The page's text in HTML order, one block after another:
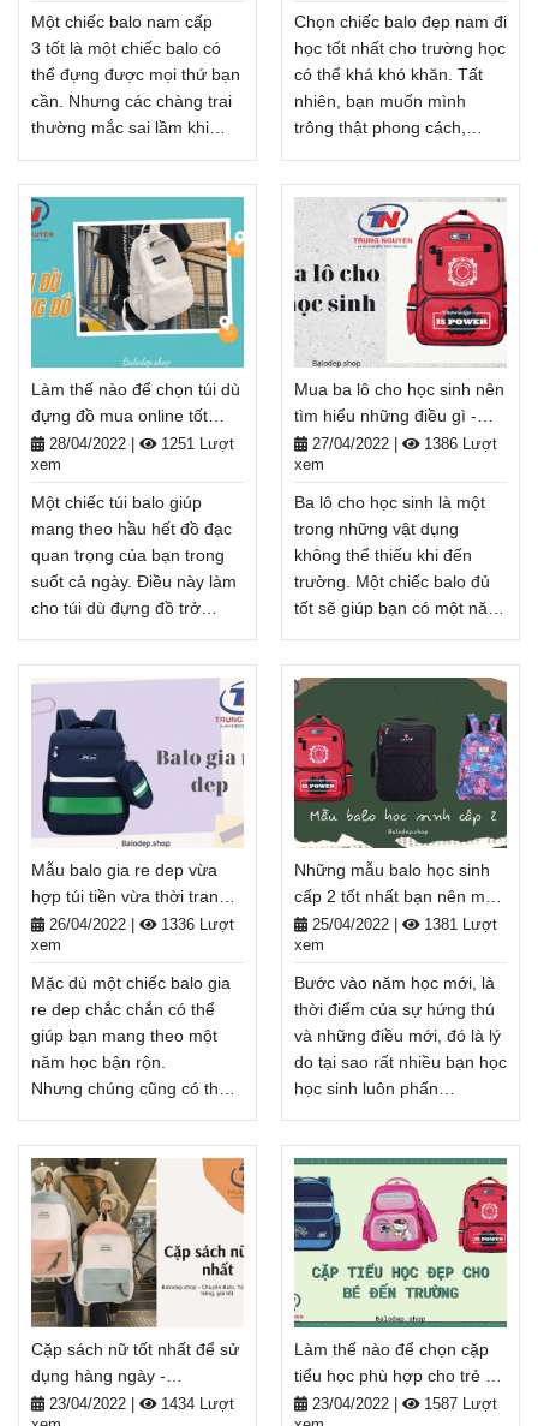
Một chiếc balo nam cấp
3 tốt là một chiếc balo có
thể đựng được mọi thứ bạn
cần. Nhưng các chàng trai
thường mắc sai lầm khi
xem xét nó có làm nổi bật
phong cách của họ hay
không. Nếu bạn đang tìm
kiếm một chiếc balo thời
trang nhưng tiện dụng,
đừng lo lắng. Hãy xem tiếp
bài viết để tham khảo một
số balo tốt nhất giúp bạn
tỏa sáng qua bất kỳ ánh
nhìn nào.
Balodep.shop|Chuyên Balo-
Túi xách–Vali đẹp.
FreeShip toàn quốc, Miễn
phí đổi trả hàng, thanh toán
tiền khi nhận hàng.
Xem thêm
Chọn chiếc balo đẹp nam đi
học tốt nhất cho trường học
có thể khá khó khăn. Tất
nhiên, bạn muốn mình
trông thật phong cách,
dụng chiếc túi trong ít nhất
một năm và có thể lâu hơn
nữa, tùy thuộc vào mức độ
bạn sử dụng nó. Để giúp
bạn quyết định, chúng tôi
đã tổng hợp một danh sách
các balo tốt nhất cho sinh
viên đại học.
Balodep.shop|Chuyên Balo-
Túi xách–Vali đẹp.
FreeShip toàn quốc, Miễn
phí đổi trả hàng, thanh toán
tiền khi nhận hàng.
Xem thêm
Làm thế nào để chọn túi dù
đựng đồ mua online tốt
nhất - Balodep.shop
28/04/2022
1251 Lượt
xem
Một chiếc túi balo giúp
mang theo hầu hết đồ đạc
quan trọng của bạn trong
suốt cả ngày. Điều này làm
cho túi dù đựng đồ trở
thiết để mang theo khi đi
học đi làm hoặc đi du lịch.
Vì vậy, nếu bạn đang muốn
mua sắm túi balo
online cho mình chắc chắn
với cấu trúc tốt, quai đeo
thoải mái và vẻ ngoài bắt
mắt, thì bài viết dưới đây sẽ
giúp bạn.
Balodep.shop|Chuyên Balo-
Túi xách–Vali đẹp.
FreeShip toàn quốc, Miễn
phí đổi trả hàng, thanh toán
tiền khi nhận hàng.
Xem thêm
Mua ba lô cho học sinh nên
tìm hiểu những điều gì -
Balodep.shop
27/04/2022
1386 Lượt
xem
Ba lô cho học sinh là một
trong những vật dụng
không thể thiếu khi đến
trường. Một chiếc balo đủ
tốt sẽ giúp bạn có một năm
giúp tiết kiệm tối đa chi phí
mua balo của bạn trong
một vài năm. Nếu bạn còn
đang băn khoăn không biết
nên lựa chọn balo nào phù
hợp với mình trong năm
học sắp tới. Đừng bỏ qua
bài viết này nhé!
Balodep.shop|Chuyên Balo-
Túi xách–Vali đẹp.
FreeShip toàn quốc, Miễn
phí đổi trả hàng, thanh toán
tiền khi nhận hàng.
Xem thêm
Mẫu balo gia re dep vừa
hợp túi tiền vừa thời trang -
Balodep.shop
26/04/2022
1336 Lượt
xem
Mặc dù một chiếc balo gia
re dep chắc chắn có thể
giúp bạn mang theo một
năm học bận rộn.
Nhưng chúng cũng có thể
bổ trợ, cùng kiểu dáng thời
trang và giá cả phải chăng.
Nếu bạn đang gặp khó
khăn trong việc lựa chọn
balo đến trường vào năm
học mới. Chúng tôi rất sẵn
lòng giới thiệu đến bạn các
mẫu balo đẹp đẹp giá tốt
trong bài viết dưới đây!
Balodep.shop|Chuyên Balo-
Túi xách–Vali đẹp.
Những mẫu balo học sinh
cấp 2 tốt nhất bạn nên mua
- Balodep.shop
25/04/2022
1381 Lượt
xem
Bước vào năm học mới, là
thời điểm của sự hứng thú
và những điều mới, đó là lý
do tại sao rất nhiều bạn học
học sinh luôn phấn
sinh cấp 2 tốt nhất sẽ giúp
bạn mang theo chai nước,
sách vở và thậm chí có thể
là hộp cơm trưa. Nếu bạn
đang trong hành trình tìm
kiếm balo đi học cho mình,
đừng bỏ qua bài viết này
nhé! Balodep.shop|Chuyên
Balo-Túi xách–Vali đẹp.
FreeShip toàn quốc, Miễn
phí đổi trả hàng, thanh toán
Cặp sách nữ tốt nhất để sử
dụng hàng ngày -
Balodep.shop
23/04/2022
1434 Lượt
Làm thế nào để chọn cặp
tiểu học phù hợp cho trẻ -
Balodep.shop
23/04/2022
1587 Lượt